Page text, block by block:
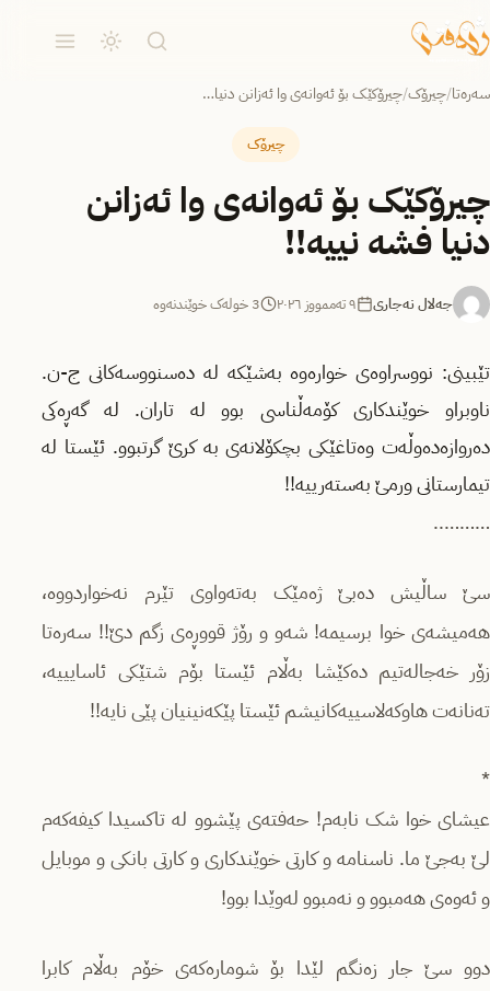
سەرەتا/چیرۆک/چیرۆکێک بۆ ئەوانەی وا ئەزانن دنیا…
چیرۆک
چیرۆکێک بۆ ئەوانەی وا ئەزانن
دنیا فشە نییە!!
جەلال نەجاری ٩ تەممووز ٢٠٢٦ 3 خولەک خوێندنەوە
تێبینی: نووسراوەی خوارەوە بەشێکه لە دەسنووسەکانی ج-ن.
ناوبراو خوێندکاری کۆمەڵناسی بوو لە تاران. لە گەڕەکی
دەروازەدەوڵەت وەتاغێکی بچکۆلانەی بە کرێ گرتبوو. ئێستا له
تیمارستانی ورمێ بەستەرییە!!
………..
سێ ساڵیش دەبێ ژەمێک بەتەواوی تێرم نەخواردووە،
هەمیشەی خوا برسیمە! شەو و رۆژ قووڕەی زگم دێ!! سەرەتا
زۆر خەجالەتیم دەکێشا بەڵام ئێستا بۆم شتێکی ئاسایییە،
تەنانەت هاوکەلاسییەکانیشم ئێستا پێکەنینیان پێی نایە!!
*
عیشای خوا شک نابەم! حەفتەی پێشوو لە تاکسیدا کیفەکەم
لێ بەجێ ما. ناسنامە و کارتی خوێندکاری و کارتی بانکی و موبایل
و ئەوەی هەمبوو و نەمبوو لەوێدا بوو!
دوو سێ جار زەنگم لێدا بۆ شومارەکەی خۆم بەڵام کابرا